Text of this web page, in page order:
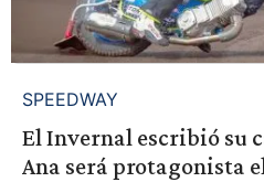
SPEEDWAY
El Invernal escribió su
Ana será protagonista